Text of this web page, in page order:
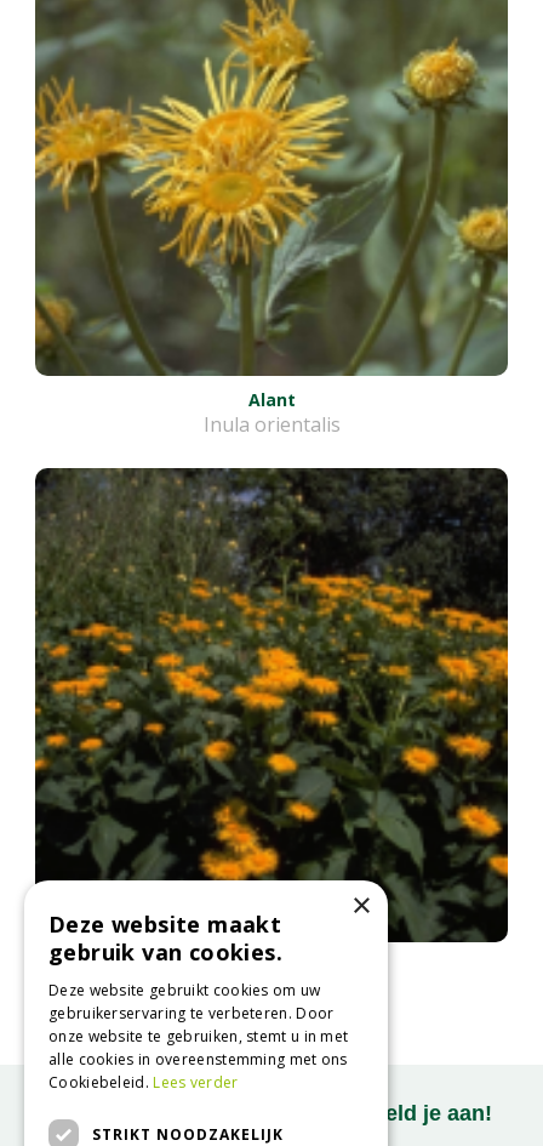
Alant
Inula orientalis
Alant
Inula magnifica
Onze nieuwsbrief ontvangen? Meld je aan!
×
Deze website maakt
gebruik van cookies.
Deze website gebruikt cookies om uw
gebruikerservaring te verbeteren. Door
onze website te gebruiken, stemt u in met
alle cookies in overeenstemming met ons
Cookiebeleid.Lees verder
STRIKT NOODZAKELIJK